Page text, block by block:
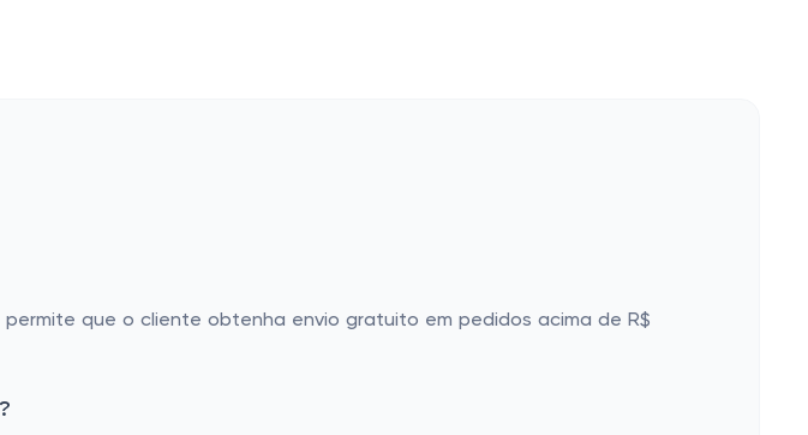
que o cliente obtenha envio gratuito em pedidos acima de R$